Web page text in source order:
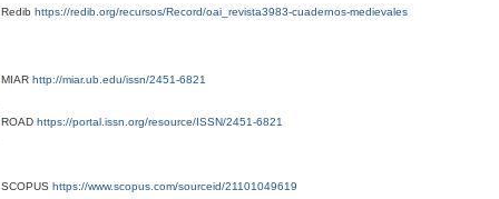
Redib https://redib.org/recursos/Record/oai_revista3983-cuadernos-medievales
MIAR http://miar.ub.edu/issn/2451-6821
ROAD https://portal.issn.org/resource/ISSN/2451-6821
SCOPUS https://www.scopus.com/sourceid/21101049619